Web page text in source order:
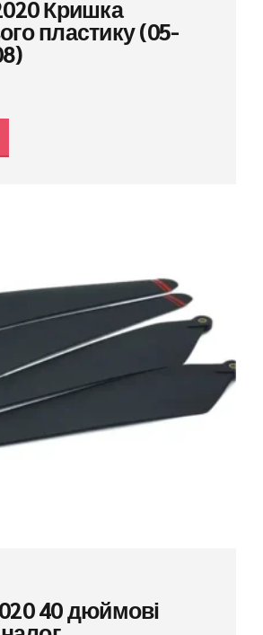
Кришка
пластику (05-
40 дюймові